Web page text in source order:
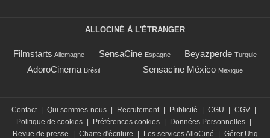
ALLOCINÉ À L'ÉTRANGER
Filmstarts Allemagne SensaCine Espagne Beyazperde Turquie
AdoroCinema Brésil Sensacine México Mexique
Contact Qui sommes-nous Recrutement Publicité CGU CGV
Politique de cookies
Préférences cookies Données Personnelles
Revue de presse
Charte d'écriture Les services AlloCiné Gérer Utiq